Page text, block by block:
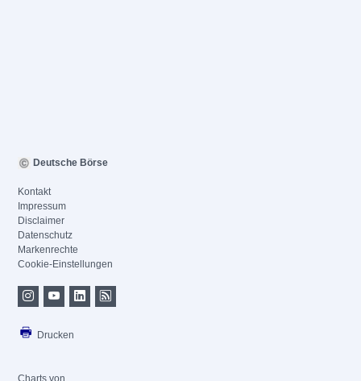
Deutsche Börse
Kontakt
Impressum
Disclaimer
Datenschutz
Markenrechte
Cookie-Einstellungen
Drucken
Charts von